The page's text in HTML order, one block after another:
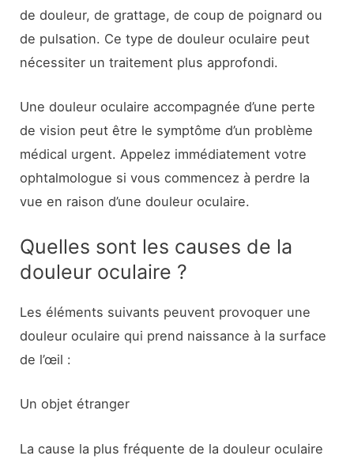
de douleur, de grattage, de coup de poignard ou
de pulsation. Ce type de douleur oculaire peut
nécessiter un traitement plus approfondi.
Une douleur oculaire accompagnée d’une perte
de vision peut être le symptôme d’un problème
médical urgent. Appelez immédiatement votre
ophtalmologue si vous commencez à perdre la
vue en raison d’une douleur oculaire.
Quelles sont les causes de la
douleur oculaire ?
Les éléments suivants peuvent provoquer une
douleur oculaire qui prend naissance à la surface
de l’œil :
Un objet étranger
La cause la plus fréquente de la douleur oculaire